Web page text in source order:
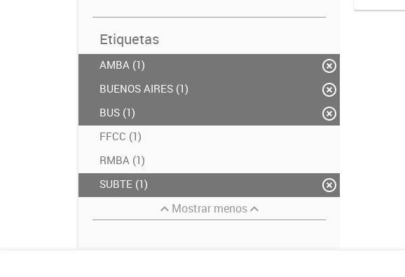
Etiquetas
AMBA (1)
BUENOS AIRES (1)
BUS (1)
FFCC (1)
RMBA (1)
SUBTE (1)
Mostrar menos